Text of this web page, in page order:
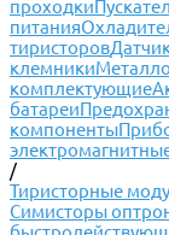
проходки
питания
тиристоров
клемники
комплектующие
батареи
компоненты
/
Тиристорные
Симисторы